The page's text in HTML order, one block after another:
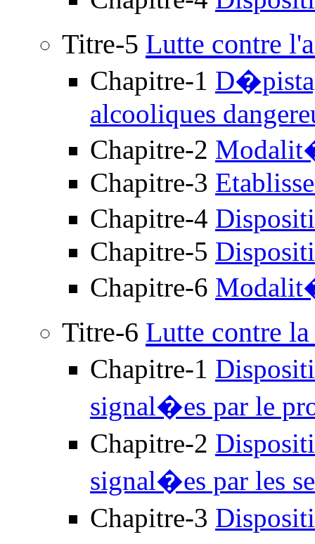
Titre-5 Lutte contre
Chapitre-1
alcooliques
Chapitre-2
Chapitre-3
Chapitre-4
Chapitre-5
Chapitre-6
Titre-6 Lutte contre
Chapitre-1
signal�es par le
Chapitre-2
signal�es par les
Chapitre-3